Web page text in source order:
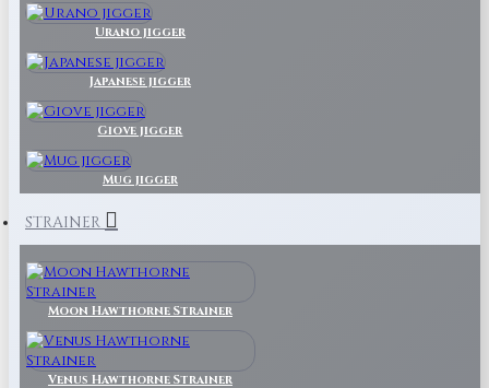
Urano jigger
Japanese jigger
Giove jigger
Mug jigger
STRAINER
Moon Hawthorne Strainer
Venus Hawthorne Strainer